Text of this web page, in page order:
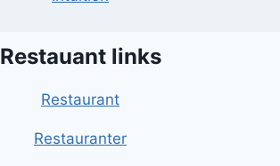
Restauant links
Restaurant
Restauranter